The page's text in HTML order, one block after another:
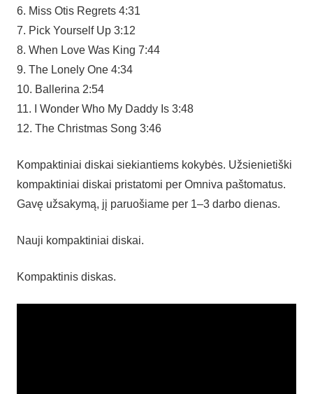
6. Miss Otis Regrets 4:31
7. Pick Yourself Up 3:12
8. When Love Was King 7:44
9. The Lonely One 4:34
10. Ballerina 2:54
11. I Wonder Who My Daddy Is 3:48
12. The Christmas Song 3:46
Kompaktiniai diskai siekiantiems kokybės. Užsienietiški
kompaktiniai diskai pristatomi per Omniva paštomatus.
Gavę užsakymą, jį paruošiame per 1–3 darbo dienas.
Nauji kompaktiniai diskai.
Kompaktinis diskas.